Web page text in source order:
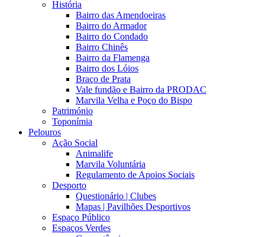
História
Bairro das Amendoeiras
Bairro do Armador
Bairro do Condado
Bairro Chinês
Bairro da Flamenga
Bairro dos Lóios
Braço de Prata
Vale fundão e Bairro da PRODAC
Marvila Velha e Poço do Bispo
Património
Toponímia
Pelouros
Ação Social
Animalife
Marvila Voluntária
Regulamento de Apoios Sociais
Desporto
Questionário | Clubes
Mapas | Pavilhões Desportivos
Espaço Público
Espaços Verdes